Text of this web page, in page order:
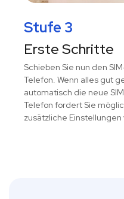
Stufe 3
Erste Schritte
Schieben Sie nun den
Telefon. Wenn alles gut
automatisch die neue
Telefon fordert Sie
zusätzliche